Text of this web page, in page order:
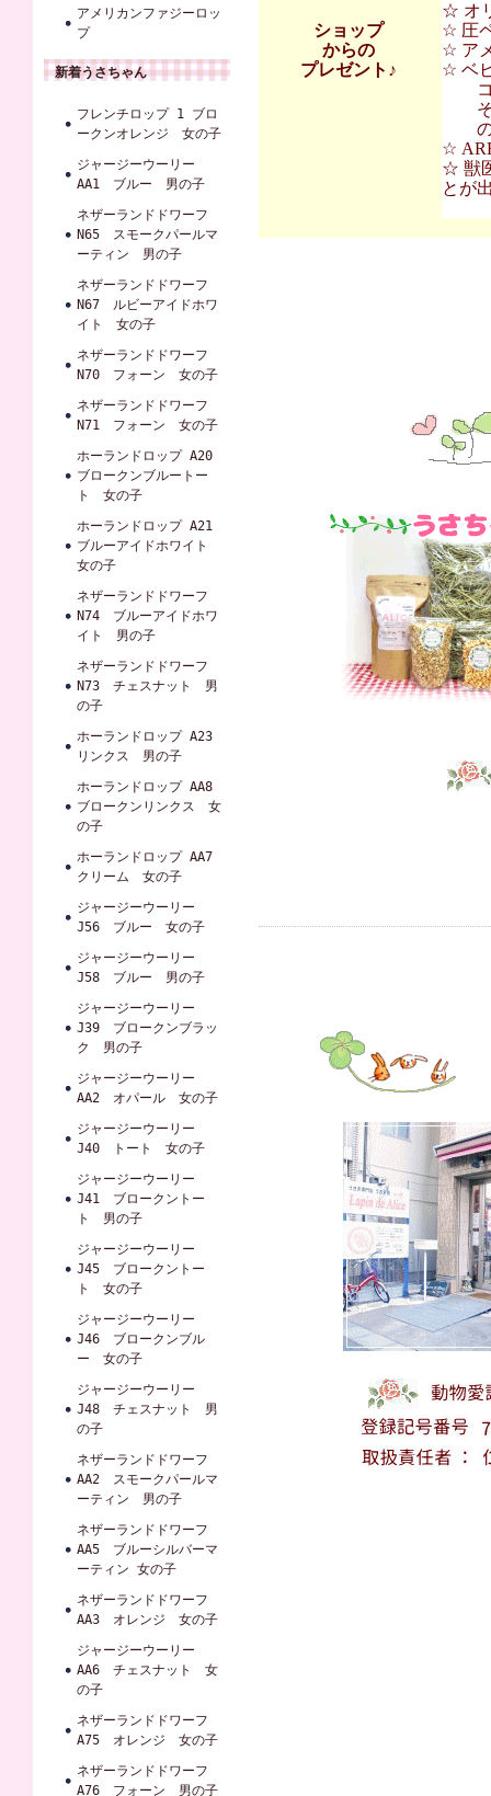
アメリカンファジーロッ
プ
新着うさちゃん
フレンチロップ 1 ブロ
ークンオレンジ 女の子
ジャージーウーリー
AA1 ブルー 男の子
ネザーランドドワーフ
N65 スモークパールマ
ーティン 男の子
ネザーランドドワーフ
N67 ルビーアイドホワ
イト 女の子
ネザーランドドワーフ
N70 フォーン 女の子
ネザーランドドワーフ
N71 フォーン 女の子
ホーランドロップ A20
ブロークンブルートー
ト 女の子
ホーランドロップ A21
ブルーアイドホワイト
女の子
ネザーランドドワーフ
N74 ブルーアイドホワ
イト 男の子
ネザーランドドワーフ
N73 チェスナット 男
の子
ホーランドロップ A23
リンクス 男の子
ホーランドロップ AA8
ブロークンリンクス 女
の子
ホーランドロップ AA7
クリーム 女の子
ジャージーウーリー
J56 ブルー 女の子
ジャージーウーリー
J58 ブルー 男の子
ジャージーウーリー
J39 ブロークンブラッ
ク 男の子
ジャージーウーリー
AA2 オパール 女の子
ジャージーウーリー
J40 トート 女の子
ジャージーウーリー
J41 ブロークントー
ト 男の子
ジャージーウーリー
J45 ブロークントー
ト 女の子
ジャージーウーリー
J46 ブロークンブル
ー 女の子
ジャージーウーリー
J48 チェスナット 男
の子
ネザーランドドワーフ
AA2 スモークパールマ
ーティン 男の子
ネザーランドドワーフ
AA5 ブルーシルバーマ
ーティン 女の子
ネザーランドドワーフ
AA3 オレンジ 女の子
ジャージーウーリー
AA6 チェスナット 女
の子
ネザーランドドワーフ
A75 オレンジ 女の子
ネザーランドドワーフ
A76 フォーン 男の子
ショップ
からの
プレゼント♪
☆ オ
☆ 圧
☆ ア
☆ ベ
コ
そ
の
☆
☆ 獣
とが